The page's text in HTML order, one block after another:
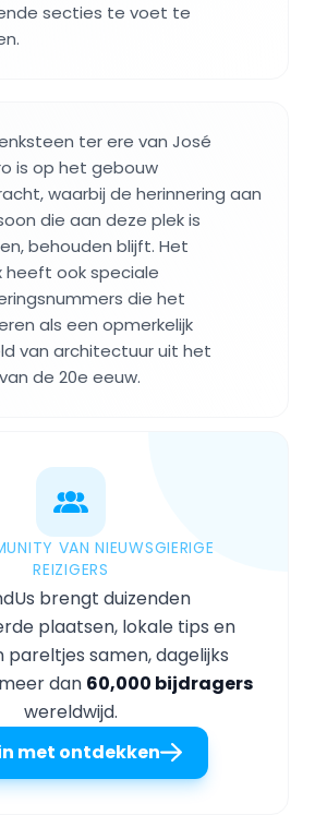
secties te voet te
ter ere van José
is op het gebouw
waarbij de herinnering aan
die aan deze plek is
behouden blijft. Het
heeft ook speciale
die het
als een opmerkelijk
van architectuur uit het
de 20e eeuw.
VAN NIEUWSGIERIGE
REIZIGERS
brengt duizenden
plaatsen, lokale tips en
samen, dagelijks
dan 60,000 bijdragers
wereldwijd.
met ontdekken